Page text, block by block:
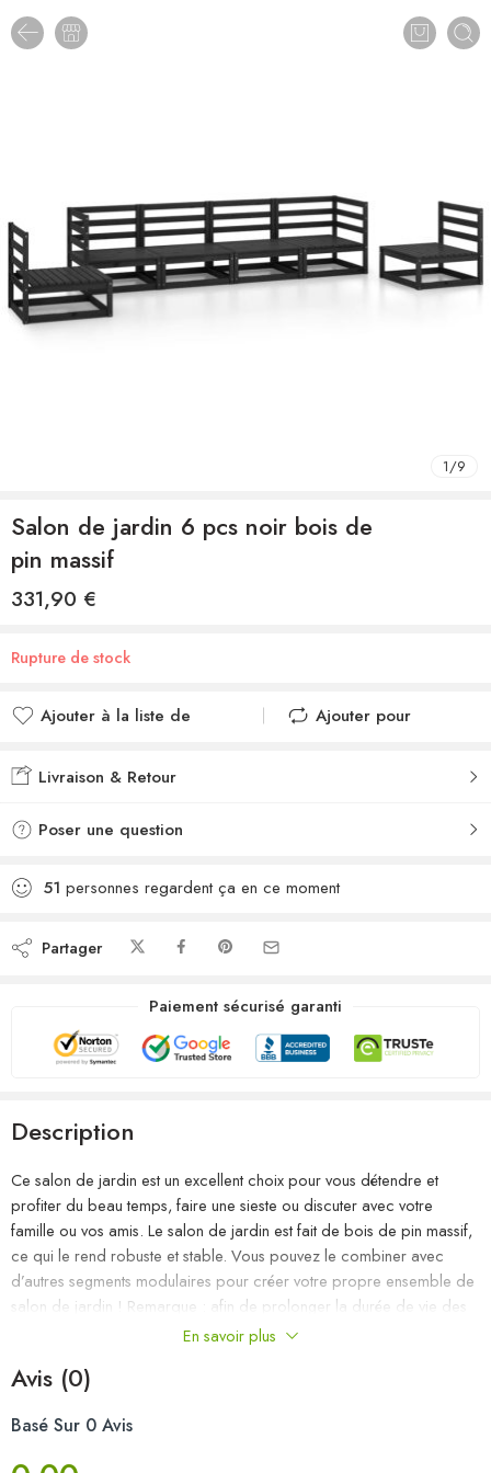
1/9
Salon de jardin 6 pcs noir bois de
pin massif
331,90 €
Rupture de stock
Ajouter à la liste de
Ajouté à la liste de
Ajouter pour
Livraison & Retour
Poser une question
51 personnes regardent ça en ce moment
Partager
Paiement sécurisé garanti
Description
Ce salon de jardin est un excellent choix pour vous détendre et
profiter du beau temps, faire une sieste ou discuter avec votre
famille ou vos amis. Le salon de jardin est fait de bois de pin massif,
ce qui le rend robuste et stable. Vous pouvez le combiner avec
d’autres segments modulaires pour créer votre propre ensemble de
salon de jardin ! Remarque : afin de prolonger la durée de vie des
meubles d’extérieur, nous vous recommandons de les protéger avec
Matériau : bois de pin massif
En savoir plus
Avis (0)
Basé Sur 0 Avis